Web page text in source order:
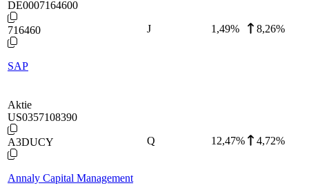
DE0007164600
716460
SAP
J 1,49% 8,26%
Aktie
US0357108390
A3DUCY
Annaly Capital Management
Q 12,47% 4,72%